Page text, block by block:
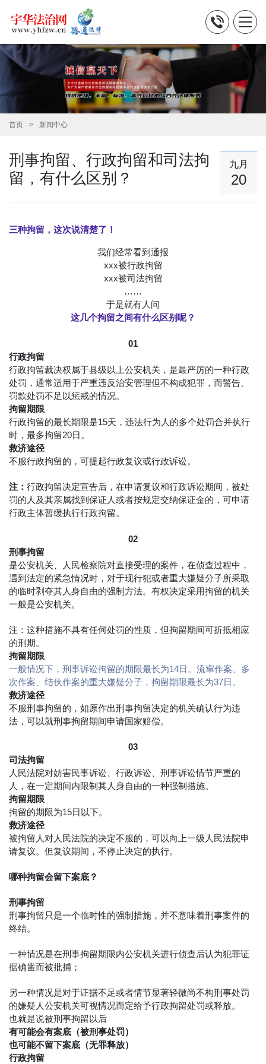
首页 新闻中心
刑事拘留、行政拘留和司法拘
留，有什么区别？
九月
20
三种拘留，这次说清楚了！
我们经常看到通报
xxx被行政拘留
xxx被司法拘留
……
于是就有人问
这几个拘留之间有什么区别呢？
01
行政拘留
行政拘留裁决权属于县级以上公安机关，是最严厉的一种行政
处罚，通常适用于严重违反治安管理但不构成犯罪，而警告、
罚款处罚不足以惩戒的情况。
拘留期限
行政拘留的最长期限是15天，违法行为人的多个处罚合并执行
时，最多拘留20日。
救济途径
不服行政拘留的，可提起行政复议或行政诉讼。
注： 行政拘留决定宣告后，在申请复议和行政诉讼期间，被处
罚的人及其亲属找到保证人或者按规定交纳保证金的，可申请
行政主体暂缓执行行政拘留。
02
刑事拘留
是公安机关、人民检察院对直接受理的案件，在侦查过程中，
遇到法定的紧急情况时，对于现行犯或者重大嫌疑分子所采取
的临时剥夺其人身自由的强制方法。有权决定采用拘留的机关
一般是公安机关。
注：这种措施不具有任何处罚的性质，但拘留期间可折抵相应
的刑期。
拘留期限
一般情况下，刑事诉讼拘留的期限最长为14日。流窜作案、多
次作案、结伙作案的重大嫌疑分子，拘留期限最长为37日。
救济途径
不服刑事拘留的，如原作出刑事拘留决定的机关确认行为违
法，可以就刑事拘留期间申请国家赔偿。
03
司法拘留
人民法院对妨害民事诉讼、行政诉讼、刑事诉讼情节严重的
人，在一定期间内限制其人身自由的一种强制措施。
拘留期限
拘留的期限为15日以下。
救济途径
被拘留人对人民法院的决定不服的，可以向上一级人民法院申
请复议。但复议期间，不停止决定的执行。
哪种拘留会留下案底？
刑事拘留
刑事拘留只是一个临时性的强制措施，并不意味着刑事案件的
终结。
一种情况是在刑事拘留期限内公安机关进行侦查后认为犯罪证
据确凿而被批捕；
另一种情况是对于证据不足或者情节显著轻微尚不构刑事处罚
的嫌疑人公安机关可视情况而定给予行政拘留处罚或释放。
也就是说被刑事拘留以后
有可能会有案底（被刑事处罚）
也可能不留下案底（无罪释放）
行政拘留